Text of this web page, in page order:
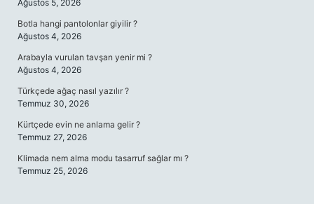
Ağustos 5, 2026
Botla hangi pantolonlar giyilir ?
Ağustos 4, 2026
Arabayla vurulan tavşan yenir mi ?
Ağustos 4, 2026
Türkçede ağaç nasıl yazılır ?
Temmuz 30, 2026
Kürtçede evin ne anlama gelir ?
Temmuz 27, 2026
Klimada nem alma modu tasarruf sağlar mı ?
Temmuz 25, 2026